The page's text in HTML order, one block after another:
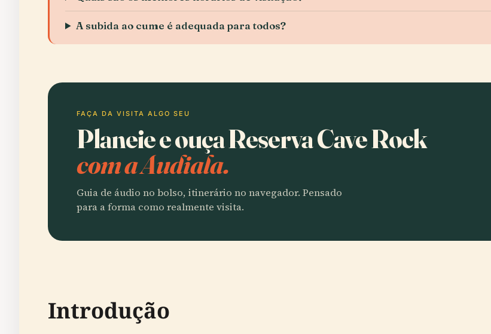
A subida ao cume é adequada para todos?
FAÇA DA VISITA ALGO SEU
Planeie e ouça Reserva Cave Rock
com a Audiala.
Guia de áudio no bolso, itinerário no navegador. Pensado
para a forma como realmente visita.
Introdução